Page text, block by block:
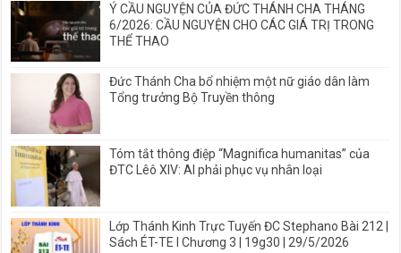
Ý CẦU NGUYỆN CỦA ĐỨC THÁNH CHA THÁNG
6/2026: CẦU NGUYỆN CHO CÁC GIÁ TRỊ TRONG
THỂ THAO
Đức Thánh Cha bổ nhiệm một nữ giáo dân làm
Tổng trưởng Bộ Truyền thông
Tóm tắt thông điệp “Magnifica humanitas” của
ĐTC Lêô XIV: AI phải phục vụ nhân loại
Lớp Thánh Kinh Trực Tuyến ĐC Stephano Bài 212 |
Sách ÉT-TE I Chương 3 | 19g30 | 29/5/2026